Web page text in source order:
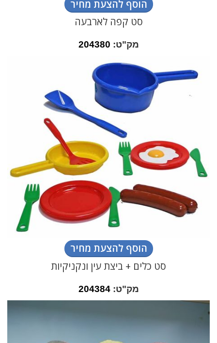
הוסף להצעת מחיר
סט קפה לארבעה
מק"ט: 204380
הוסף להצעת מחיר
סט כלים + ביצת עין ונקניקיות
מק"ט:204384